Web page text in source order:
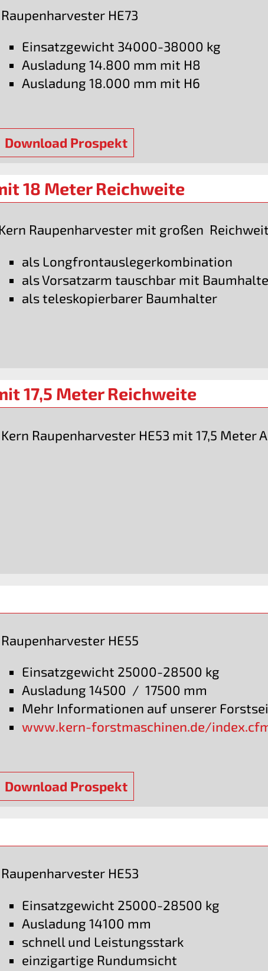
Raupenharvester HE73
Einsatzgewicht 34000-38000 kg
Ausladung 14.800 mm mit H8
Ausladung 18.000 mm mit H6
Download Prospekt
18 Meter Reichweite
Kern Raupenharvester mit großen
als Longfrontauslegerkombination
als Vorsatzarm tauschbar mit
als teleskopierbarer Baumhalter
17,5 Meter Reichweite
Kern Raupenharvester HE53 mit 17,5 Meter
Raupenharvester HE55
Einsatzgewicht 25000-28500 kg
Ausladung 14500 / 17500 mm
Mehr Informationen auf unserer
www.kern-forstmaschinen.de/
Download Prospekt
Raupenharvester HE53
Einsatzgewicht 25000-28500 kg
Ausladung 14100 mm
schnell und Leistungsstark
einzigartige Rundumsicht